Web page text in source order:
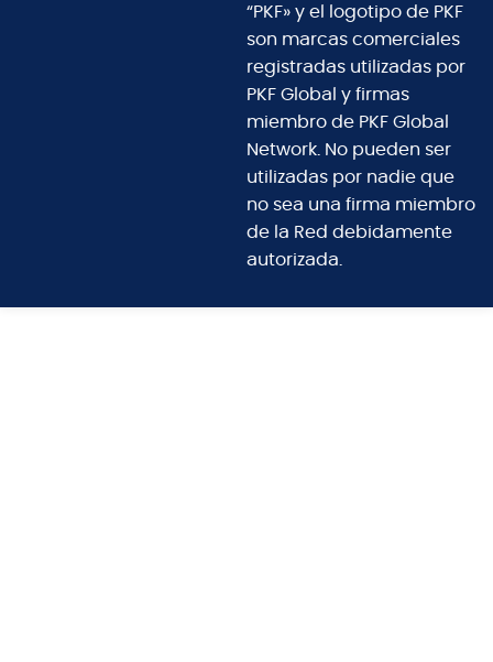
“PKF» y el logotipo de PKF
son marcas comerciales
registradas utilizadas por
PKF Global y firmas
miembro de PKF Global
Network. No pueden ser
utilizadas por nadie que
no sea una firma miembro
de la Red debidamente
autorizada.